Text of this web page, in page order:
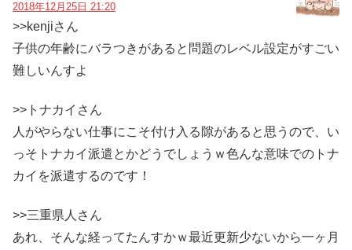
2018年12月25日 21:20
>>kenjiさん
子供の年齢にバラつきがあると問題のレベル設定がすごい
難しいんすよ
>>トナカイさん
人がやらない仕事にこそ付け入る隙があると思うので、い
っそトナカイ派遣とかどうでしょうｗ色んな意味でのトナ
カイを派遣するのです！
>>三重県人さん
あれ、そんな経ってたんすかｗ最近更新少ないから一ヶ月